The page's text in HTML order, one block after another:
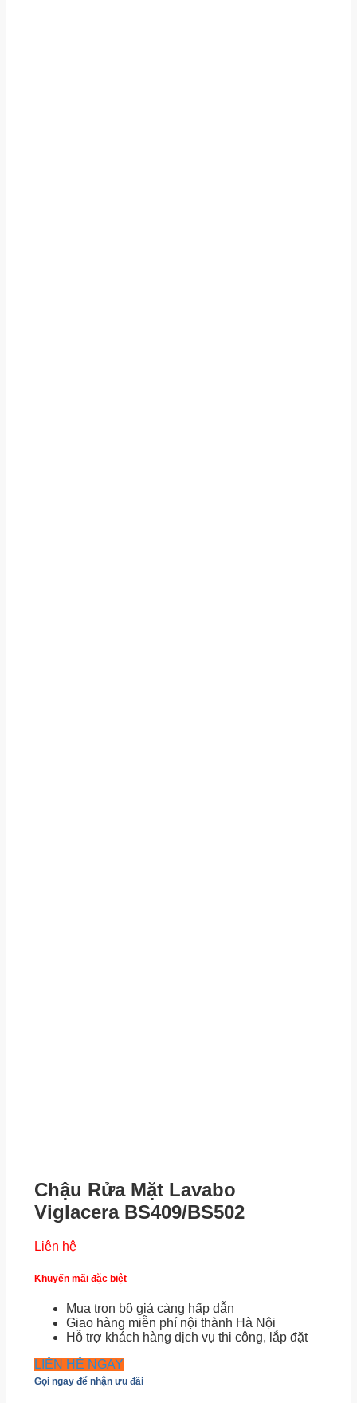
Chậu Rửa Mặt Lavabo
Viglacera BS409/BS502
Liên hệ
Khuyến mãi đặc biệt
Mua trọn bộ giá càng hấp dẫn
Giao hàng miễn phí nội thành Hà Nội
Hỗ trợ khách hàng dịch vụ thi công, lắp đặt
LIÊN HỆ NGAY
Gọi ngay để nhận ưu đãi